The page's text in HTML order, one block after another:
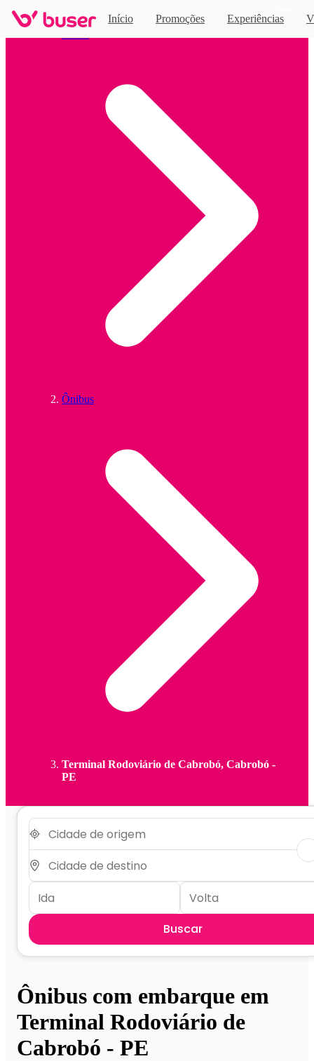
Início Promoções Experiências
Ônibus
Terminal Rodoviário de Cabrobó, Cabrobó -
PE
Buscar
Ônibus com embarque em
Terminal Rodoviário de
Cabrobó - PE